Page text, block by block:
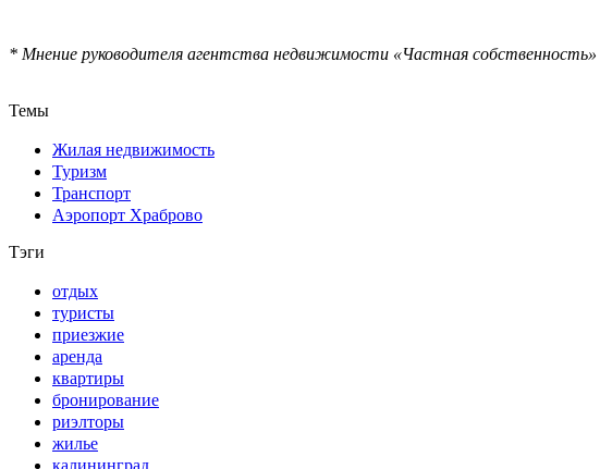
* Мнение руководителя агентства недвижимости «Частная собственность»
Темы
Жилая недвижимость
Туризм
Транспорт
Аэропорт Храброво
Тэги
отдых
туристы
приезжие
аренда
квартиры
бронирование
риэлторы
жилье
калининград